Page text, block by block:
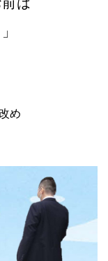
め